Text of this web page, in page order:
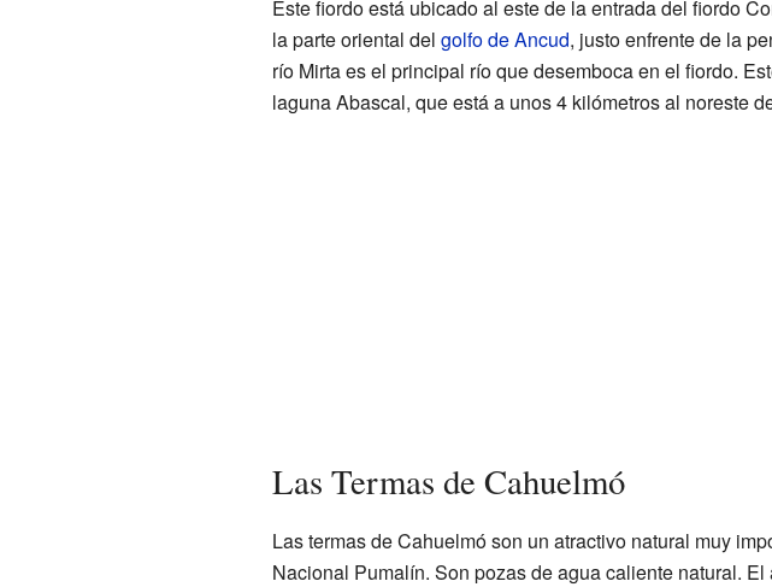
Este fiordo está ubicado al este de la entrada del fiordo
la parte oriental del golfo de Ancud, justo enfrente de la
río Mirta es el principal río que desemboca en el fiordo.
laguna Abascal, que está a unos 4 kilómetros al noreste
Las Termas de Cahuelmó
Las termas de Cahuelmó son un atractivo natural muy
Nacional Pumalín. Son pozas de agua caliente natural.